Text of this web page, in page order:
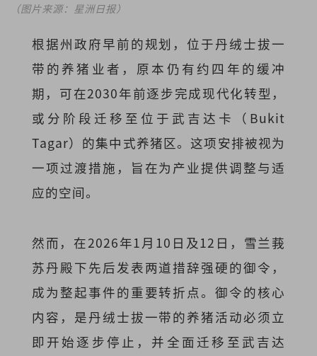
（图片来源：星洲日报）
根据州政府早前的规划，位于丹绒士拔一
带的养猪业者，原本仍有约四年的缓冲
期，可在2030年前逐步完成现代化转型，
或分阶段迁移至位于 武吉达卡（Bukit
Tagar）的集中式养猪区。这项安排被视为
一项过渡措施，旨在为产业提供调整与适
应的空间。
然而，在2026年1月10日及12日 ，雪兰莪
苏丹殿下先后发表两道措辞强硬的御令，
成为整起事件的重要转折点。御令的核心
内容，是丹绒士拔一带的养猪活动必须立
即开始逐步停止 ，并全面迁移至武吉达